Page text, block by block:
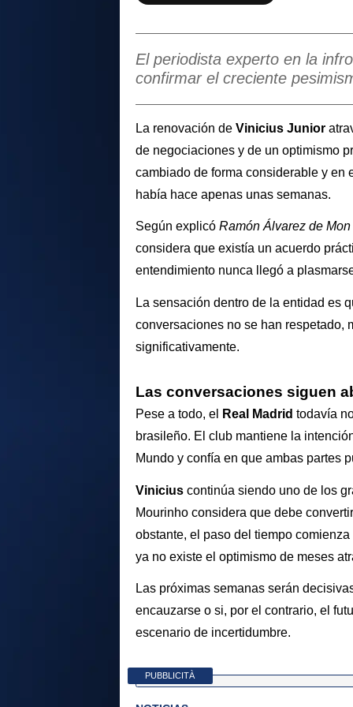
El periodista experto en la
confirmar el creciente
La renovación de Vinicius Junior
de negociaciones y de un optimismo
cambiado de forma considerable y en
había hace apenas unas semanas.
Según explicó Ramón Álvarez de Mon
considera que existía un acuerdo
entendimiento nunca llegó a
La sensación dentro de la entidad es
conversaciones no se han respetado,
significativamente.
Las conversaciones siguen
Pese a todo, el Real Madrid todavía
brasileño. El club mantiene la
Mundo y confía en que ambas partes
Vinicius continúa siendo uno de los
Mourinho considera que debe
obstante, el paso del tiempo
ya no existe el optimismo de meses
Las próximas semanas serán
encauzarse o si, por el contrario, el
escenario de incertidumbre.
PUBBLICITÀ